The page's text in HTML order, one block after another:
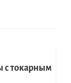
с токарным